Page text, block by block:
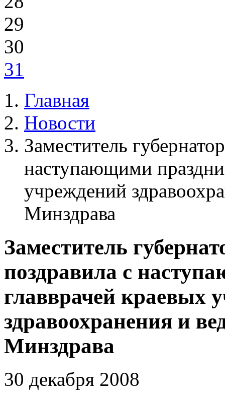
29
30
31
Главная
Новости
Заместитель
наступающими
учреждений
Минздрава
Заместитель
поздравила с
главврачей краевых
здравоохранения и
Минздрава
30 декабря 2008